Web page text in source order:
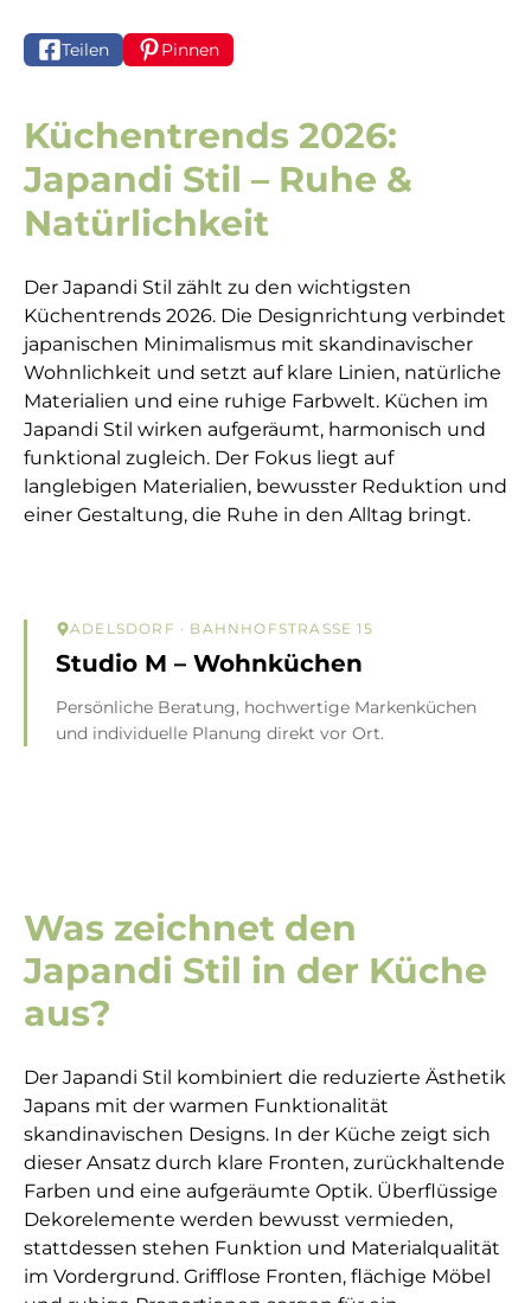
Teilen Pinnen
Küchentrends 2026:
Japandi Stil – Ruhe &
Natürlichkeit
Der Japandi Stil zählt zu den wichtigsten
Küchentrends 2026. Die Designrichtung verbindet
japanischen Minimalismus mit skandinavischer
Wohnlichkeit und setzt auf klare Linien, natürliche
Materialien und eine ruhige Farbwelt. Küchen im
Japandi Stil wirken aufgeräumt, harmonisch und
funktional zugleich. Der Fokus liegt auf
langlebigen Materialien, bewusster Reduktion und
einer Gestaltung, die Ruhe in den Alltag bringt.
ADELSDORF · BAHNHOFSTRASSE 15
Studio M – Wohnküchen
Persönliche Beratung, hochwertige Markenküchen
und individuelle Planung direkt vor Ort.
Was zeichnet den
Japandi Stil in der Küche
aus?
Der Japandi Stil kombiniert die reduzierte Ästhetik
Japans mit der warmen Funktionalität
skandinavischen Designs. In der Küche zeigt sich
dieser Ansatz durch klare Fronten, zurückhaltende
Farben und eine aufgeräumte Optik. Überflüssige
Dekorelemente werden bewusst vermieden,
stattdessen stehen Funktion und Materialqualität
im Vordergrund. Grifflose Fronten, flächige Möbel